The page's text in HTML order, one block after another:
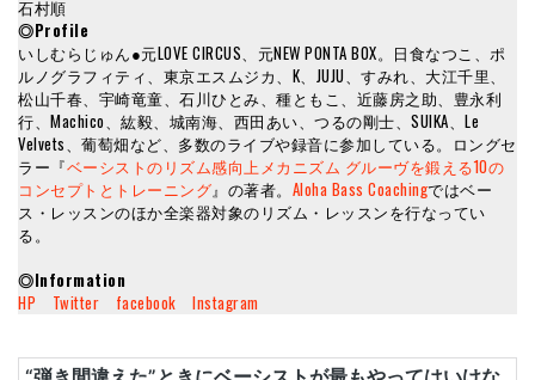
石村順
◎Profile
いしむらじゅん●元LOVE CIRCUS、元NEW PONTA BOX。日食なつこ、ポ
ルノグラフィティ、東京エスムジカ、K、JUJU、すみれ、大江千里、
松山千春、宇崎竜童、石川ひとみ、種ともこ、近藤房之助、豊永利
行、Machico、紘毅、城南海、西田あい、つるの剛士、SUIKA、Le
Velvets、葡萄畑など、多数のライブや録音に参加している。ロングセ
ラー『ベーシストのリズム感向上メカニズム グルーヴを鍛える10の
コンセプトとトレーニング』の著者。 Aloha Bass Coachingではベー
ス・レッスンのほか全楽器対象のリズム・レッスンを行なってい
る。
◎Information
HP
Twitter facebook Instagram